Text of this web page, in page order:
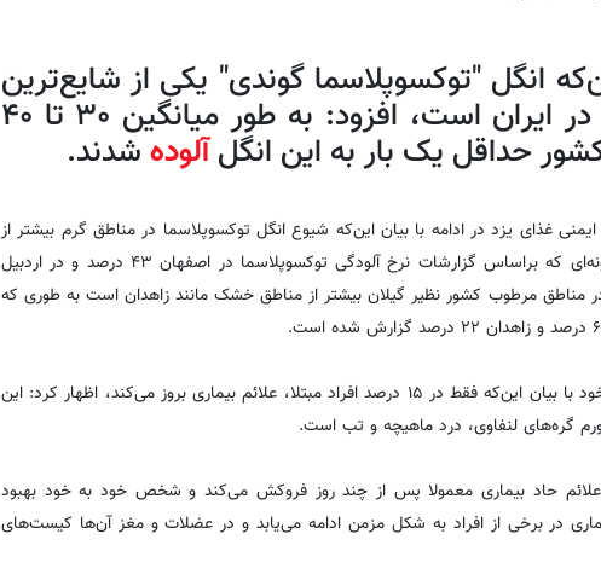
انگل "توکسوپلاسما گوندی" یکی از شایع‌ترین
آلودگی‌های انگلی در ایران است،‌ افزود: به طور میانگین ۳۰ تا ۴۰
حداقل یک بار به این انگلآلوده شدند.
غذای یزد در ادامه با بیان این‌که شیوع انگل توکسوپلاسما در مناطق گرم بیشتر از
مناطق سرد است، گفت:‌ به گونه‌ای که براساس گزارشات نرخ آلودگی توکسوپلاسما در اصفهان ۴۳ درصد و در اردبیل
در مناطق مرطوب کشور نظیر گیلان بیشتر از مناطق خشک مانند زاهدان است به طوری که
وی در بخش دیگری از سخنان خود با بیان این‌که فقط در ۱۵ درصد افراد مبتلا، علائم بیماری بروز می‌کند، اظهار کرد: این
گره‌های لنفاوی، درد ماهیچه و تب است.
علائم حاد بیماری معمولا پس از چند روز فروکش می‌کند و شخص خود به خود بهبود
در برخی از افراد به شکل مزمن ادامه می‌یابد و در عضلات و مغز آن‌ها کیست‌های